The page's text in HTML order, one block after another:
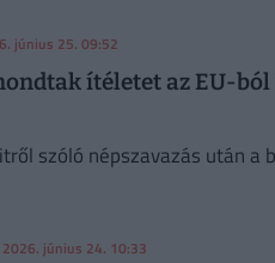
június 25. 09:52
ítéletet az EU-
szóló népszavazás után
2026. június 24. 10:33